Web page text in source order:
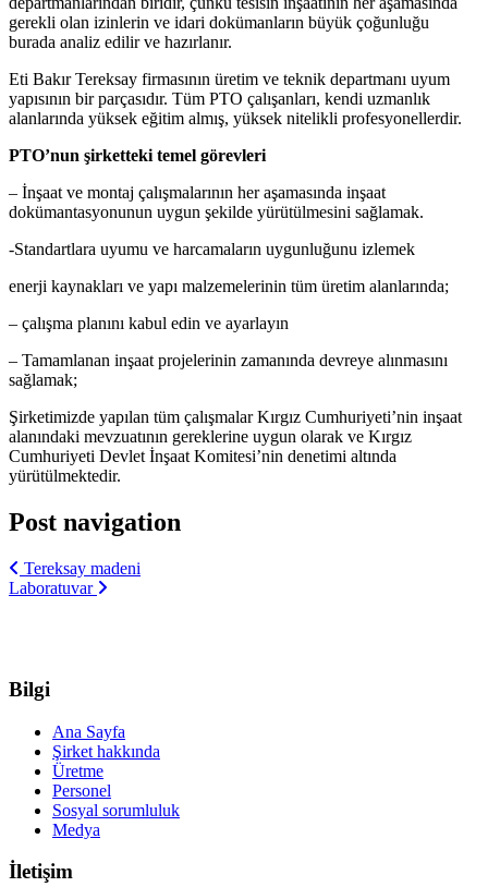
gerekli olan izinlerin ve idari dokümanların büyük çoğunluğu
burada analiz edilir ve hazırlanır.
Eti Bakır Tereksay firmasının üretim ve teknik departmanı uyum
yapısının bir parçasıdır. Tüm PTO çalışanları, kendi uzmanlık
alanlarında yüksek eğitim almış, yüksek nitelikli profesyonellerdir.
PTO’nun şirketteki temel görevleri
– İnşaat ve montaj çalışmalarının her aşamasında inşaat
dokümantasyonunun uygun şekilde yürütülmesini sağlamak.
-Standartlara uyumu ve harcamaların uygunluğunu izlemek
enerji kaynakları ve yapı malzemelerinin tüm üretim alanlarında;
– çalışma planını kabul edin ve ayarlayın
– Tamamlanan inşaat projelerinin zamanında devreye alınmasını
sağlamak;
Şirketimizde yapılan tüm çalışmalar Kırgız Cumhuriyeti’nin inşaat
alanındaki mevzuatının gereklerine uygun olarak ve Kırgız
Cumhuriyeti Devlet İnşaat Komitesi’nin denetimi altında
yürütülmektedir.
Post navigation
Tereksay madeni
Laboratuvar
Bilgi
Ana Sayfa
Şirket hakkında
Üretme
Personel
Sosyal sorumluluk
Medya
İletişim